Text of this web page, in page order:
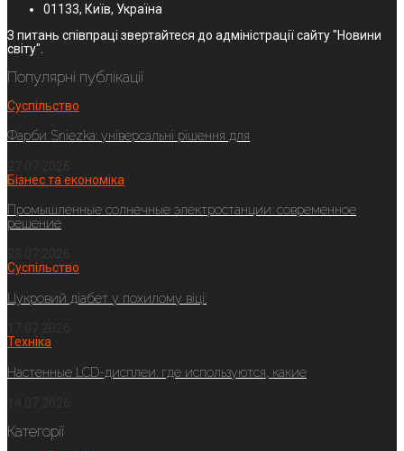
01133, Київ, Україна
З питань співпраці звертайтеся до адміністрації сайту "Новини
світу".
Популярні публікації
Суспільство
Фарби Sniezka: універсальні рішення для
Бізнес та економіка
Промышленные солнечные электростанции: современное
решение
Суспільство
Цукровий діабет у похилому віці:
Техніка
Настенные LCD-дисплеи: где используются, какие
Категорії